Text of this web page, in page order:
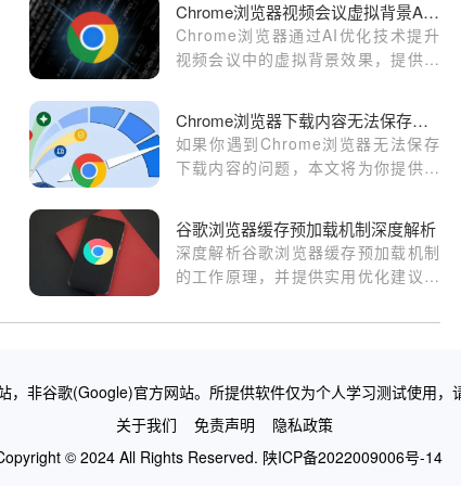
Chrome浏览器视频会议虚拟背景AI优化设置
Chrome浏览器通过AI优化技术提升
视频会议中的虚拟背景效果，提供更
法为用户带来沉浸式体验。
Chrome浏览器下载内容无法保存怎么办
如果你遇到Chrome浏览器无法保存
下载内容的问题，本文将为你提供详
谷歌浏览器缓存预加载机制深度解析
深度解析谷歌浏览器缓存预加载机制
的工作原理，并提供实用优化建议以
，非谷歌(Google)官方网站。所提供软件仅为个人学习测试使用，
关于我们
免责声明
隐私政策
© 2024 All Rights Reserved. 陕ICP备2022009006号-14